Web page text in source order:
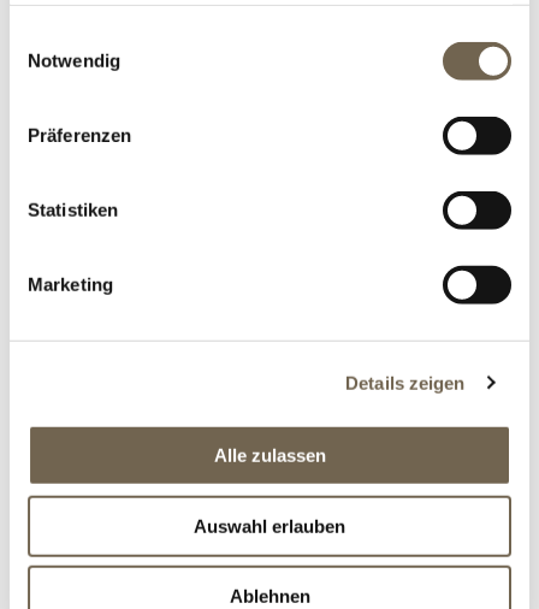
Notwendig
Präferenzen
Statistiken
Marketing
Details zeigen
Alle zulassen
Auswahl erlauben
Ablehnen
Das Holzlager in Kombination mit dem
die Möglichkeit zwischen einer offenen oder einer
geschlossenen Rückwand.
ZUM PRODUKT